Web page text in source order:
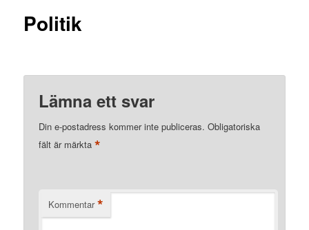
Politik
Lämna ett svar
Din e-postadress kommer inte publiceras. Obligatoriska
fält är märkta*
Kommentar *